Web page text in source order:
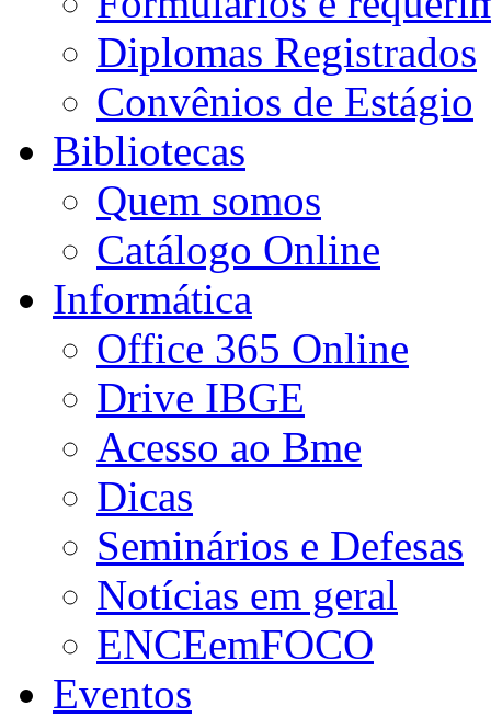
Diplomas Registrados
Convênios de Estágio
Bibliotecas
Quem somos
Catálogo Online
Informática
Office 365 Online
Drive IBGE
Acesso ao Bme
Dicas
Seminários e Defesas
Notícias em geral
ENCEemFOCO
Eventos